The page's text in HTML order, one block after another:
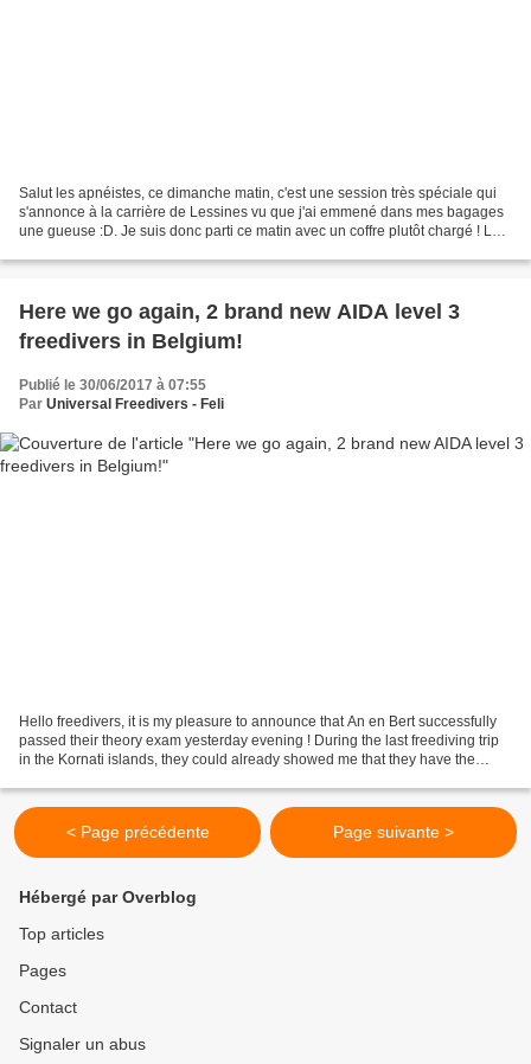
Salut les apnéistes, ce dimanche matin, c'est une session très spéciale qui
s'annonce à la carrière de Lessines vu que j'ai emmené dans mes bagages
une gueuse :D. Je suis donc parti ce matin avec un coffre plutôt chargé ! Le
Here we go again, 2 brand new AIDA level 3
freedivers in Belgium!
Publié le 30/06/2017 à 07:55
Par Universal Freedivers - Feli
Hello freedivers, it is my pleasure to announce that An en Bert successfully
passed their theory exam yesterday evening ! During the last freediving trip
in the Kornati islands, they could already showed me that they have the
< Page précédente Page suivante >
Hébergé par Overblog
Top articles
Pages
Contact
Signaler un abus